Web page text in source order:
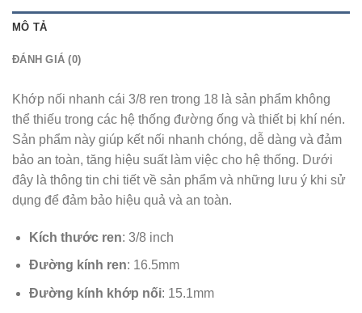
MÔ TẢ
ĐÁNH GIÁ (0)
Khớp nối nhanh cái 3/8 ren trong 18 là sản phẩm không
thể thiếu trong các hệ thống đường ống và thiết bị khí nén.
Sản phẩm này giúp kết nối nhanh chóng, dễ dàng và đảm
bảo an toàn, tăng hiệu suất làm việc cho hệ thống. Dưới
đây là thông tin chi tiết về sản phẩm và những lưu ý khi sử
dụng để đảm bảo hiệu quả và an toàn.
Kích thước ren: 3/8 inch
Đường kính ren: 16.5mm
Đường kính khớp nối: 15.1mm